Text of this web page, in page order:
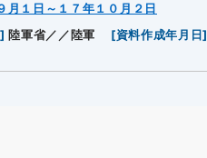
１日～１７年１０月２日
] 陸軍省／／陸軍 [資料作成年月日]